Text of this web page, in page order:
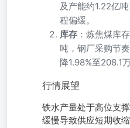
及产能约1.22亿
程偏缓。
库存 ：炼焦煤库
吨，钢厂采购节
降1.98%至208.1万
行情展望
铁水产量处于高位支
缓慢导致供应短期收